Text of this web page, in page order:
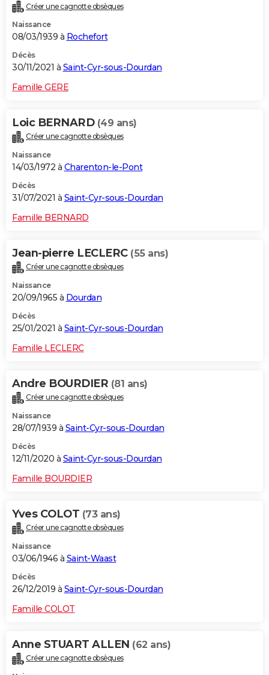
Créer une cagnotte obsèques
Naissance
08/03/1939 à Rochefort
Décès
30/11/2021 à Saint-Cyr-sous-Dourdan
Famille GERE
Loic BERNARD (49 ans)
Créer une cagnotte obsèques
Naissance
14/03/1972 à Charenton-le-Pont
Décès
31/07/2021 à Saint-Cyr-sous-Dourdan
Famille BERNARD
Jean-pierre LECLERC (55 ans)
Créer une cagnotte obsèques
Naissance
20/09/1965 à Dourdan
Décès
25/01/2021 à Saint-Cyr-sous-Dourdan
Famille LECLERC
Andre BOURDIER (81 ans)
Créer une cagnotte obsèques
Naissance
28/07/1939 à Saint-Cyr-sous-Dourdan
Décès
12/11/2020 à Saint-Cyr-sous-Dourdan
Famille BOURDIER
Yves COLOT (73 ans)
Créer une cagnotte obsèques
Naissance
03/06/1946 à Saint-Waast
Décès
26/12/2019 à Saint-Cyr-sous-Dourdan
Famille COLOT
Anne STUART ALLEN (62 ans)
Créer une cagnotte obsèques